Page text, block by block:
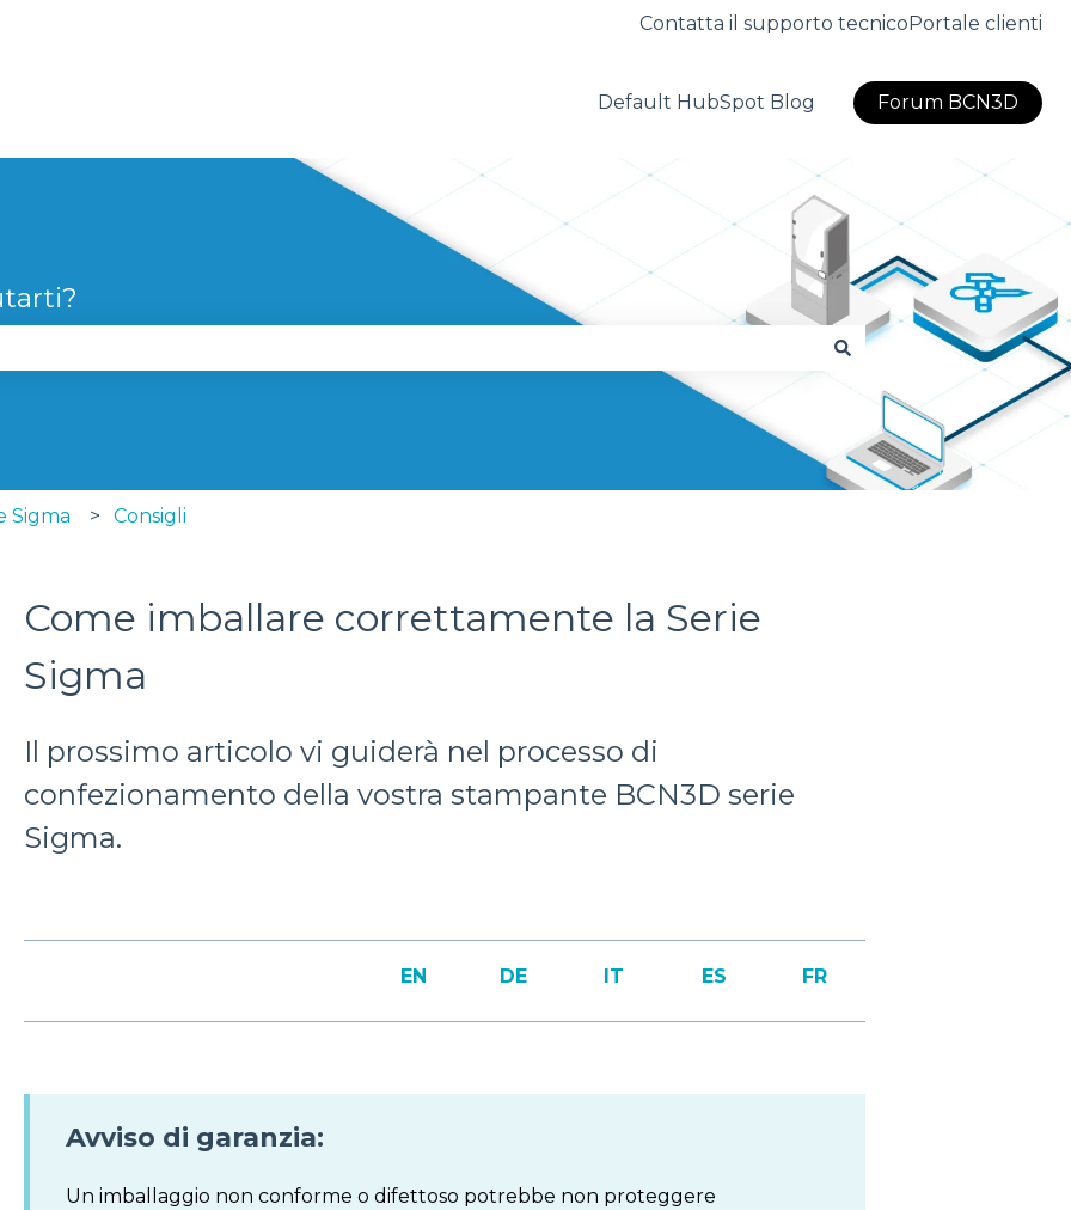
Contatta il supporto tecnicoPortale clienti
Default HubSpot Blog Forum BCN3D
perché il campo di ricerca è vuoto.
Sigma Consigli
Come imballare correttamente la Serie
Sigma
Il prossimo articolo vi guiderà nel processo di
confezionamento della vostra stampante BCN3D serie
Sigma.
EN DE IT ES FR
Avviso di garanzia:
Un imballaggio non conforme o difettoso potrebbe non proteggere